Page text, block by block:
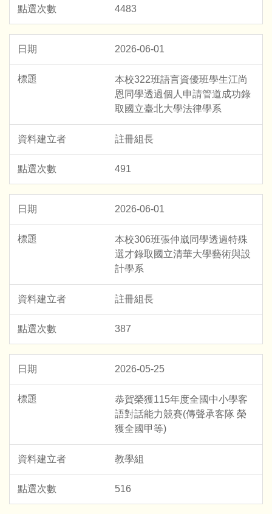
4483
2026-06-01
本校322班語言資優班學生江尚
恩同學透過個人申請管道成功錄
取國立臺北大學法律學系
註冊組長
491
2026-06-01
本校306班張仲崴同學透過特殊
選才錄取國立清華大學藝術與設
計學系
註冊組長
387
2026-05-25
恭賀榮獲115年度全國中小學客
語對話能力競賽(傳聲承客隊 榮
獲全國甲等)
教學組
516